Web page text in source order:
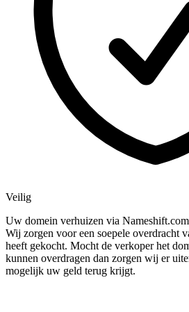
Veilig
Uw domein verhuizen via
Wij zorgen voor een soepele overdracht
heeft gekocht. Mocht de verkoper het
kunnen overdragen dan zorgen wij er
mogelijk uw geld terug krijgt.